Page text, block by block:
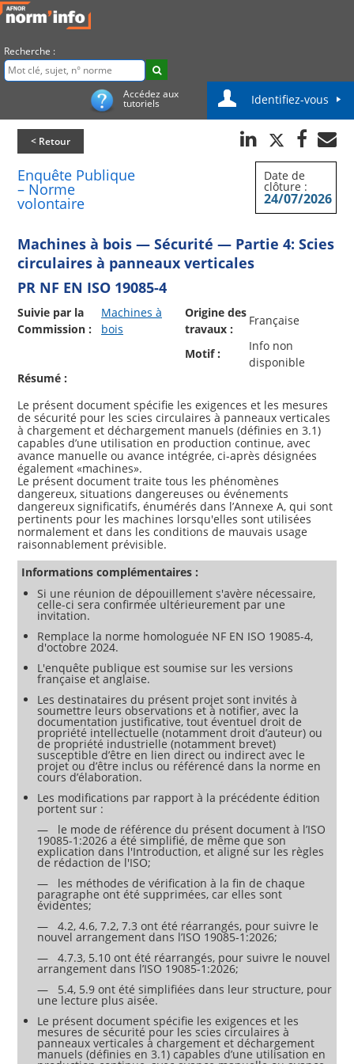
Recherche :
Accédez aux
tutoriels Identifiez-vous
< Retour
Enquête Publique
– Norme
volontaire
Date de
clôture :
24/07/2026
Machines à bois — Sécurité — Partie 4: Scies
circulaires à panneaux verticales
PR NF EN ISO 19085-4
Suivie par la
Commission :
Machines à
bois
Origine des
travaux :
Française
Motif :
Info non
disponible
Résumé :
Le présent document spécifie les exigences et les mesures
de sécurité pour les scies circulaires à panneaux verticales
à chargement et déchargement manuels (définies en 3.1)
capables d’une utilisation en production continue, avec
avance manuelle ou avance intégrée, ci-après désignées
également «machines».
Le présent document traite tous les phénomènes
dangereux, situations dangereuses ou événements
dangereux significatifs, énumérés dans l’Annexe A, qui sont
pertinents pour les machines lorsqu'elles sont utilisées
normalement et dans les conditions de mauvais usage
Informations complémentaires :
Si une réunion de dépouillement s'avère nécessaire,
celle-ci sera confirmée ultérieurement par une
invitation.
Remplace la norme homologuée NF EN ISO 19085-4,
d'octobre 2024.
L'enquête publique est soumise sur les versions
française et anglaise.
Les destinataires du présent projet sont invités à
soumettre leurs observations et à notifier, avec la
documentation justificative, tout éventuel droit de
propriété intellectuelle (notamment droit d’auteur) ou
de propriété industrielle (notamment brevet)
susceptible d’être en lien direct ou indirect avec le
projet ou d’être inclus ou référencé dans la norme en
cours d’élaboration.
Les modifications par rapport à la précédente édition
portent sur :
— le mode de référence du présent document à l’ISO
19085-1:2026 a été simplifié, de même que son
explication dans l'Introduction, et aligné sur les règles
de rédaction de l'ISO;
— les méthodes de vérification à la fin de chaque
paragraphe ont été supprimées, car elles sont
évidentes;
— 4.2, 4.6, 7.2, 7.3 ont été réarrangés, pour suivre le
nouvel arrangement dans l’ISO 19085-1:2026;
— 4.7.3, 5.10 ont été réarrangés, pour suivre le nouvel
arrangement dans l’ISO 19085-1:2026;
— 5.4, 5.9 ont été simplifiées dans leur structure, pour
une lecture plus aisée.
Le présent document spécifie les exigences et les
mesures de sécurité pour les scies circulaires à
panneaux verticales à chargement et déchargement
manuels (définies en 3.1) capables d’une utilisation en